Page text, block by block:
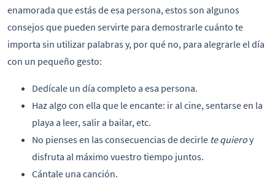
enamorada que estás de esa persona, estos son algunos
consejos que pueden servirte para demostrarle cuánto te
importa sin utilizar palabras y, por qué no, para alegrarle el día
con un pequeño gesto:
Dedícale un día completo a esa persona.
Haz algo con ella que le encante: ir al cine, sentarse en la
playa a leer, salir a bailar, etc.
No pienses en las consecuencias de decirle te quieroy
disfruta al máximo vuestro tiempo juntos.
Cántale una canción.